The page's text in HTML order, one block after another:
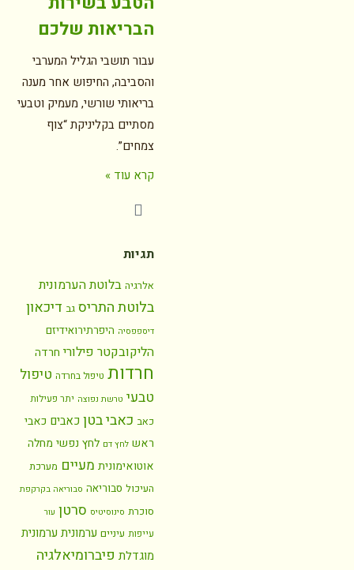
הבריאות שלכם
עבור תושבי הגליל המערבי
והסביבה, החיפוש אחר מענה
בריאותי שורשי, מעמיק וטבעי
מסתיים בקליניקת “צוף
צמחים”.
קרא עוד »
תגיות
אלרגיה בלוטת הערמונית
בלוטת התריס גב דיכאון
דיספפסיה היפרתירואידיזם
הליקובקטר פילוריחרדה
חרדות טיפול בחרדה טיפול
טבעי טרשת נפוצה יתר פעילות
כאבי בטןכאבים כאבי
לחץ דם לחץ נפשי מחלה
אוטואימוניתמעיים מערכת
העיכול סבוריאה סבוריאה בקרקפת
סוכרת סינוסיטיס סרטן עור
עייפות עיניים ערמוניתערמונית
מוגדלתפיברומיאלגיה